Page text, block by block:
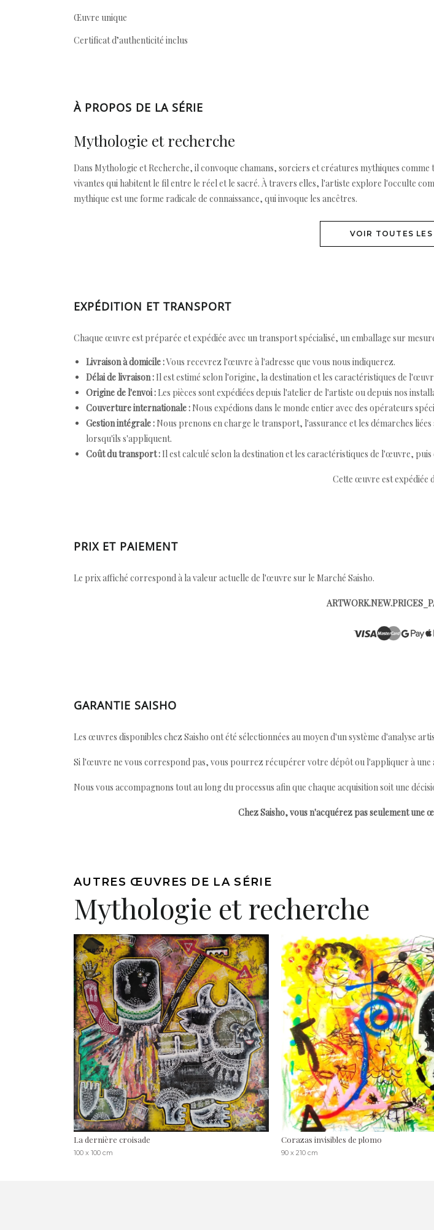
Œuvre unique
Certificat d’authenticité inclus
À PROPOS DE LA SÉRIE
Mythologie et recherche
Dans Mythologie et Recherche, il convoque chamans, sorciers et créatures mythiques
vivantes qui habitent le fil entre le réel et le sacré. À travers elles, l'artiste explore l'occulte
mythique est une forme radicale de connaissance, qui invoque les ancêtres.
VOIR TOUTES
EXPÉDITION ET TRANSPORT
Chaque œuvre est préparée et expédiée avec un transport spécialisé, un emballage sur
Livraison à domicile :Vous recevrez l'œuvre à l'adresse que vous nous indiquerez.
Délai de livraison : Il est estimé selon l'origine, la destination et les caractéristiques de
Origine de l'envoi : Les pièces sont expédiées depuis l'atelier de l'artiste ou depuis nos
Couverture internationale : Nous expédions dans le monde entier avec des opérateurs
Gestion intégrale : Nous prenons en charge le transport, l'assurance et les démarches
lorsqu'ils s'appliquent.
Coût du transport : Il est calculé selon la destination et les caractéristiques de l'œuvre,
Cette œuvre est expédiée
PRIX ET PAIEMENT
Le prix affiché correspond à la valeur actuelle de l'œuvre sur le Marché Saisho.
GARANTIE SAISHO
Les œuvres disponibles chez Saisho ont été sélectionnées au moyen d'un système d'analyse
Si l'œuvre ne vous correspond pas, vous pourrez récupérer votre dépôt ou l'appliquer à
Nous vous accompagnons tout au long du processus afin que chaque acquisition soit une
Chez Saisho, vous n'acquérez pas seulement une
AUTRES ŒUVRES DE LA SÉRIE
Mythologie et recherche
La dernière croisade
100 x 100 cm
Corazas invisibles de plomo
90 x 210 cm